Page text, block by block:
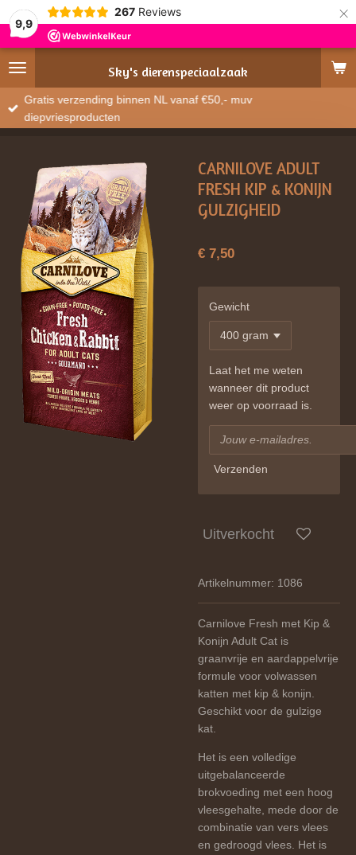
9,9
267 Reviews ×
Sky's dierenspeciaalzaak
Gratis verzending binnen NL vanaf €50,- muv
diepvriesproducten
CARNILOVE ADULT
FRESH KIP & KONIJN
GULZIGHEID
€ 7,50
Gewicht
Laat het me weten
wanneer dit product
weer op voorraad is.
Verzenden
Uitverkocht
Artikelnummer: 1086
Carnilove Fresh met Kip &
Konijn Adult Cat is
graanvrije en aardappelvrije
formule voor volwassen
katten met kip & konijn.
Geschikt voor de gulzige
kat.
Het is een volledige
uitgebalanceerde
brokvoeding met een hoog
vleesgehalte, mede door de
combinatie van vers vlees
en gedroogd vlees. Het is